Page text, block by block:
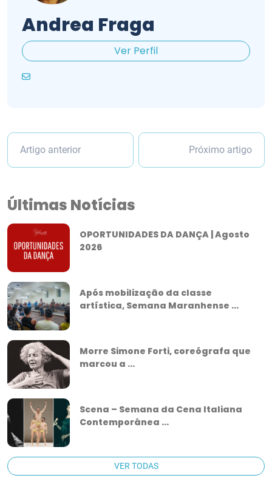
Andrea Fraga
Ver Perfil
Artigo anterior Próximo artigo
Últimas Notícias
OPORTUNIDADES DA DANÇA | Agosto
2026
Após mobilização da classe
artística, Semana Maranhense ...
Morre Simone Forti, coreógrafa que
marcou a ...
Scena – Semana da Cena Italiana
Contemporânea ...
VER TODAS